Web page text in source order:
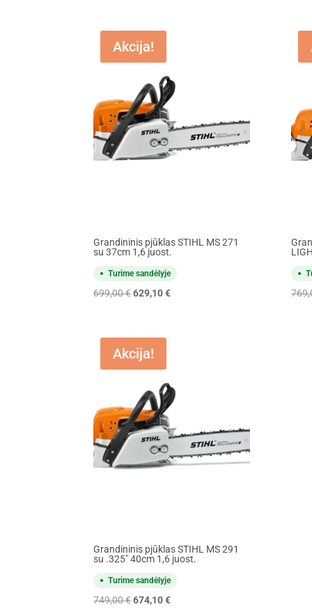
Akcija!
Grandininis pjūklas STIHL MS 271
su 37cm 1,6 juost.
Turime sandėlyje
699,00€Original
699,00 €.
629,10€Current
Akcija!
Grandininis pjūklas STIHL MS 291
su .325" 40cm 1,6 juost.
Turime sandėlyje
749,00€Original
674,10€Current